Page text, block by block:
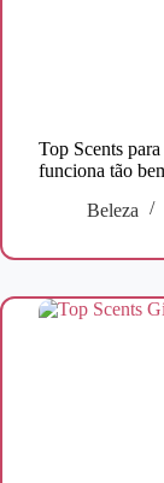
Top Scents
funciona tão
Beleza